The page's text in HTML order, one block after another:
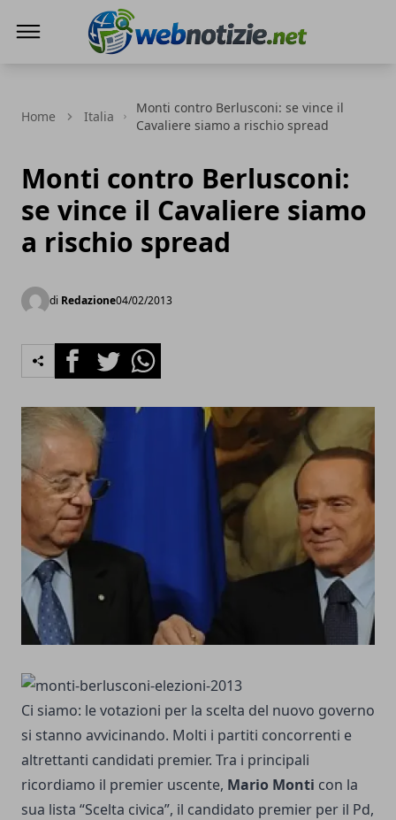
Home Italia
Monti contro Berlusconi: se vince il
Cavaliere siamo a rischio spread
Monti contro Berlusconi:
se vince il Cavaliere siamo
a rischio spread
di Redazione04/02/2013
FacebookTwitterWhatsapp
Ci siamo: levotazioni per la scelta del nuovo governo
si stanno avvicinando. Molti i partiti concorrenti e
altrettanti candidati premier. Tra i principali
ricordiamo il premier uscente, Mario Monti con la
sua lista “Scelta civica”, il candidato premier per il Pd,